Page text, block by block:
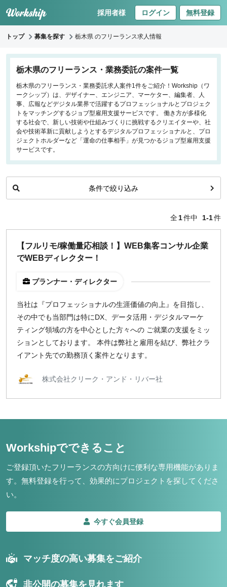
採用者様 ログイン 無料登録
トップ 募集を探す 栃木県 のフリーランス求人情報
栃木県のフリーランス・業務委託の案件一覧
栃木県のフリーランス・業務委託求人案件1件をご紹介！Workship（ワ
ークシップ）は、デザイナー、エンジニア、マーケター、編集者、人
事、広報などデジタル業界で活躍するプロフェッショナルとプロジェク
トをマッチングするジョブ型雇用支援サービスです。 働き方が多様化
する社会で、新しい技術や仕組みづくりに挑戦するクリエイターや、社
会や技術革新に貢献しようとするデジタルプロフェッショナルと、プロ
ジェクトホルダーなど「運命の仕事相手」が見つかるジョブ型雇用支援
サービスです。
条件で絞り込み
キーワードで探す
職種
フロントエンドエンジニア
バックエンドエンジニア
インフラエンジニア
iOS/Androidアプリエンジニア
データサイエンティスト
出社希望
副業OK
スタートアップ
稼働時間
週2日
週1日
東京
京都
全1件中 1-1件
【フルリモ/稼働量応相談！】WEB集客コンサル企業
でWEBディレクター！
プランナー・ディレクター
当社は『プロフェッショナルの生涯価値の向上』を目指し、
その中でも当部門は特にDX、データ活用・デジタルマーケ
ティング領域の方を中心とした方々への ご就業の支援をミッ
ションとしております。 本件は弊社と雇用を結び、弊社クラ
イアント先での勤務頂く案件となります。
株式会社クリーク・アンド・リバー社
Workshipでできること
ご登録頂いたフリーランスの方向けに便利な専用機能がありま
す。 無料登録を行って、効果的にプロジェクトを探してくださ
い。
今すぐ会員登録
マッチ度の高い募集をご紹介
非公開の募集を見れます